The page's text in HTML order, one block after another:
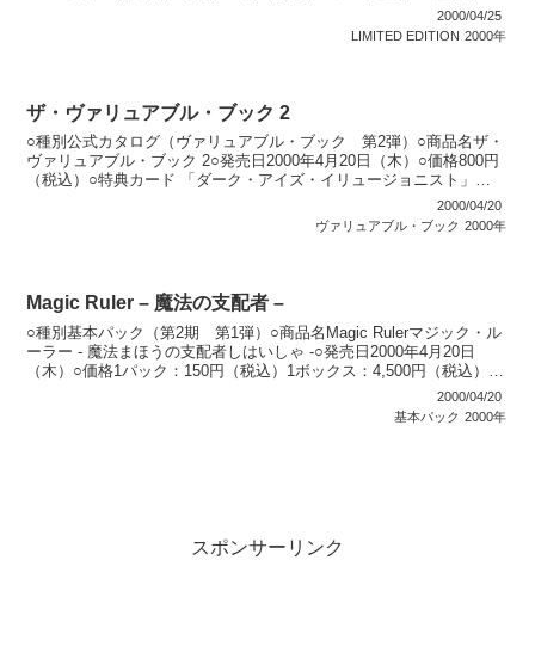
2000/04/25
LIMITED EDITION 2000年
ザ・ヴァリュアブル・ブック 2
○種別公式カタログ（ヴァリュアブル・ブック 第2弾）○商品名ザ・
ヴァリュアブル・ブック 2○発売日2000年4月20日（木）○価格800円
（税込）○特典カード 「ダーク・アイズ・イリュージョニスト」
2000/04/20
ヴァリュアブル・ブック 2000年
Magic Ruler – 魔法の支配者 –
○種別基本パック（第2期 第1弾）○商品名Magic Rulerマジック・ル
ーラー - 魔法まほうの支配者しはいしゃ -○発売日2000年4月20日
（木）○価格1パック：150円（税込）1ボックス：4,500円（税込）○
2000/04/20
基本パック 2000年
スポンサーリンク